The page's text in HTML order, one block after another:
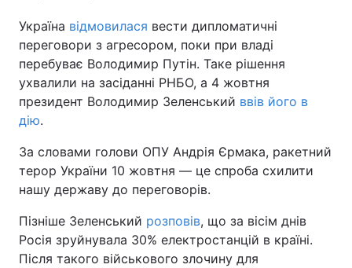
Україна відмовилася вести дипломатичні
переговори з агресором, поки при владі
перебуває Володимир Путін. Таке рішення
ухвалили на засіданні РНБО, а 4 жовтня
президент Володимир Зеленський ввів його в
дію.
За словами голови ОПУ Андрія Єрмака, ракетний
терор України 10 жовтня — це спроба схилити
нашу державу до переговорів.
Пізніше Зеленський розповів, що за вісім днів
Росія зруйнувала 30% електростанцій в країні.
Після такого військового злочину для